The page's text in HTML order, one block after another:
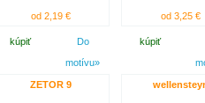
od 2,19 €
kúpiť
Do
motívu»
od 3,25 €
kúpiť
ZETOR 9